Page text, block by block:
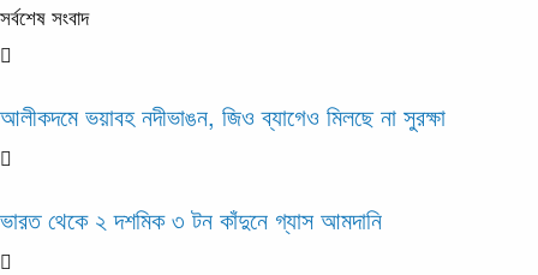
সর্বশেষ সংবাদ
আলীকদমে ভয়াবহ নদীভাঙন, জিও ব্যাগেও মিলছে না সুরক্ষা
ভারত থেকে ২ দশমিক ৩ টন কাঁদুনে গ্যাস আমদানি